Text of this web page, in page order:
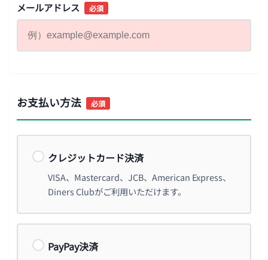
メールアドレス 必須
お支払い方法 必須
クレジットカード決済
VISA、Mastercard、JCB、American Express、
Diners Clubがご利用いただけます。
PayPay決済